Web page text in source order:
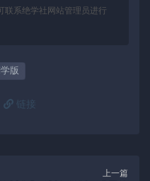
联系绝学社网站管理员进行
版
链接
上一篇